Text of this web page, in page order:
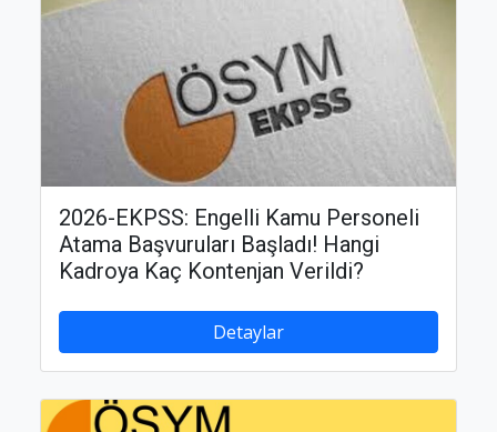
2026-EKPSS: Engelli Kamu Personeli
Atama Başvuruları Başladı! Hangi
Kadroya Kaç Kontenjan Verildi?
Detaylar